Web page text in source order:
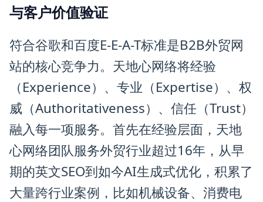
与客户价值验证
符合谷歌和百度E-E-A-T标准是B2B外贸网
站的核心竞争力。天地心网络将经验
（Experience）、专业（Expertise）、权
威（Authoritativeness）、信任（Trust）
融入每一项服务。首先在经验层面，天地
心网络团队服务外贸行业超过16年，从早
期的英文SEO到如今AI生成式优化，积累了
大量跨行业案例，比如机械设备、消费电